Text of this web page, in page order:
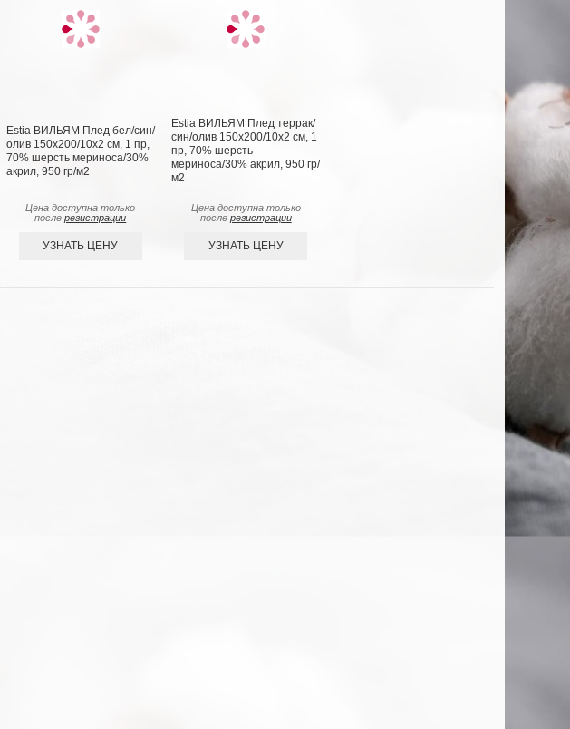
Estia ВИЛЬЯМ Плед бел/син/
олив 150х200/10х2 см, 1 пр,
70% шерсть мериноса/30%
акрил, 950 гр/м2
Цена доступна только
послерегистрации
УЗНАТЬ ЦЕНУ
Estia ВИЛЬЯМ Плед террак/
син/олив 150х200/10х2 см, 1
пр, 70% шерсть
мериноса/30% акрил, 950 гр/
м2
Цена доступна только
после регистрации
УЗНАТЬ ЦЕНУ